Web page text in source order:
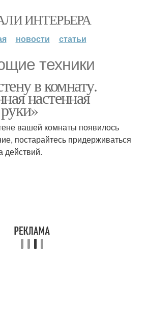
ИНТЕРЬЕРА
новости статьи
техники
в комнату.
настенная
вашей комнаты появилось
постарайтесь придерживаться
действий.